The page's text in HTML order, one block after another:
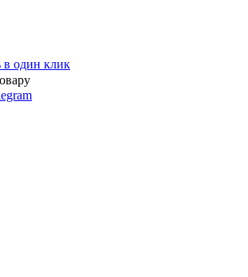
в один клик